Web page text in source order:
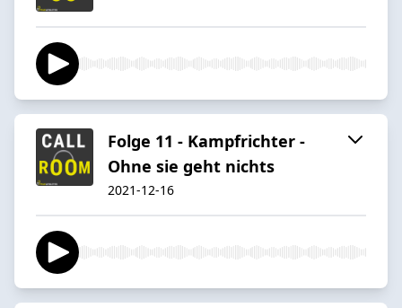
Folge 11 - Kampfrichter -
Ohne sie geht nichts
2021-12-16